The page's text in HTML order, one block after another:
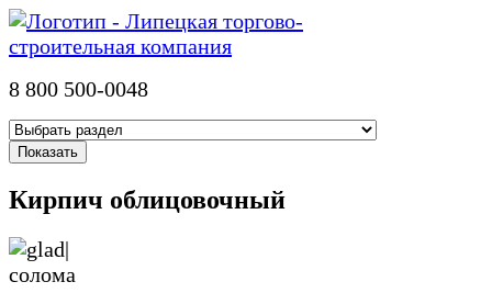
8 800 500-0048
Кирпич облицовочный